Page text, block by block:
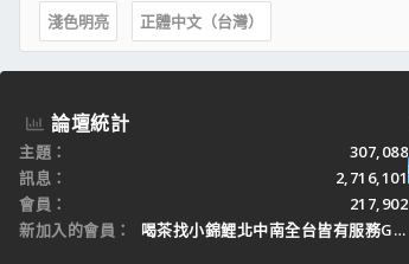
淺色明亮 正體中文（台灣）
論壇統計
主題
307,088
訊息
2,716,101
會員
217,902
新加入的會員
喝茶找小錦鯉北中南全台皆有服務Gleezy：tw3